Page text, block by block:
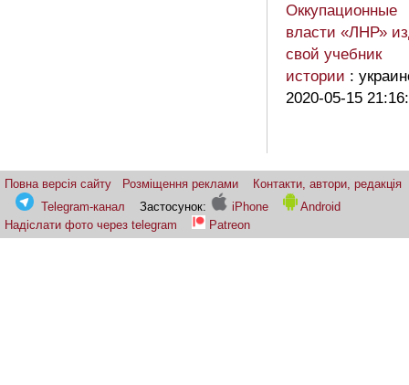
Оккупационные
власти «ЛНР»
свой учебник
истории :
2020-05-15
Повна версія сайту Розміщення реклами
Контакти, автори, редакція
Telegram-канал
Застосунок: iPhone
Android
Надіслати фото через telegram
Patreon